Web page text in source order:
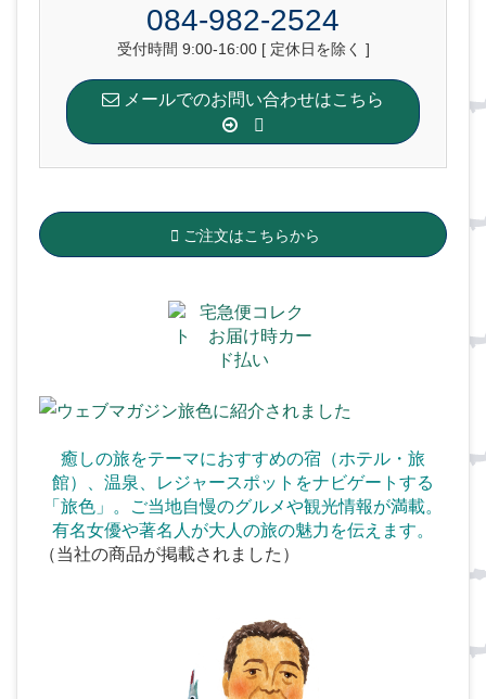
084-982-2524
受付時間 9:00-16:00 [ 定休日を除く ]
メールでのお問い合わせはこちら
ご注文はこちらから
癒しの旅をテーマにおすすめの宿（ホテル・旅
館）、温泉、
レジャースポットをナビゲートする
「旅色」。ご当地自慢のグルメや観光情報が満載。
有名女優や著名人が大人の旅の魅力を伝えます。
（当社の商品が掲載されました）